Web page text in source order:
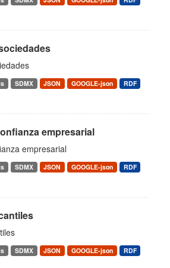
SDMX JSON GOOGLE-json
RDF
empresarial
empresarial
SDMX JSON GOOGLE-json
RDF
SDMX JSON GOOGLE-json
RDF